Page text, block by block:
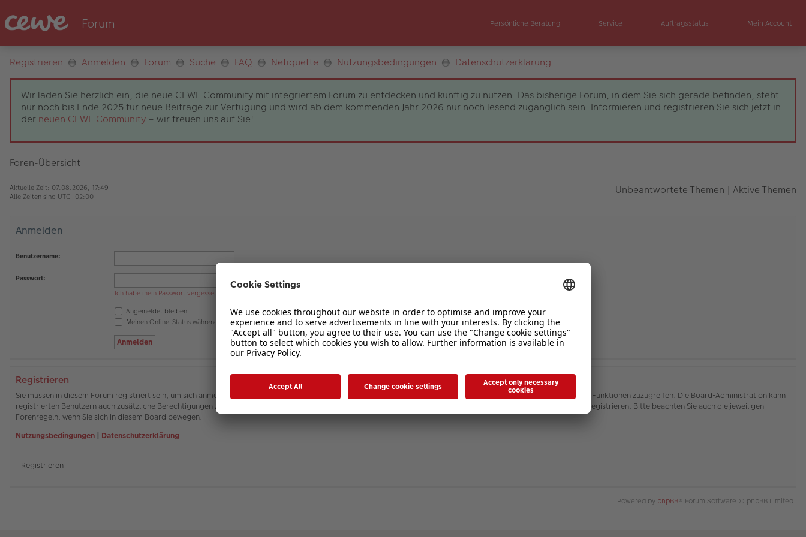
Persönliche Beratung Service Auftragsstatus Mein Account
Registrieren Anmelden Forum Suche FAQ Netiquette Nutzungsbedingungen Datenschutzerklärung
Wir laden Sie herzlich ein, die neue CEWE Community mit integriertem Forum zu entdecken und künftig zu nutzen. Das bisherige Forum, in dem Sie sich gerade befinden, steht
nur noch bis Ende 2025 für neue Beiträge zur Verfügung und wird ab dem kommenden Jahr 2026 nur noch lesend zugänglich sein. Informieren und registrieren Sie sich jetzt in
der neuen CEWE Community – wir freuen uns auf Sie!
Foren-Übersicht
Aktuelle Zeit: 07.08.2026, 17:49
Alle Zeiten sind UTC+02:00 Unbeantwortete Themen | Aktive Themen
Anmelden
Benutzername:
Passwort:
Ich habe mein Passwort vergessen
Angemeldet bleiben
Meinen Online-Status während dieser Sitzung verbergen
Registrieren
Sie müssen in diesem Forum registriert sein, um sich anmelden zu können. Die Registrierung ist in wenigen Augenblicken erledigt und ermöglicht es Ihnen, auf weitere Funktionen zuzugreifen. Die Board-Administration kann
registrierten Benutzern auch zusätzliche Berechtigungen zuweisen. Beachten Sie bitte unsere Nutzungsbedingungen und die verwandten Regelungen, bevor Sie sich registrieren. Bitte beachten Sie auch die jeweiligen
Forenregeln, wenn Sie sich in diesem Board bewegen.
Nutzungsbedingungen | Datenschutzerklärung
Registrieren
Powered by phpBB® Forum Software © phpBB Limited